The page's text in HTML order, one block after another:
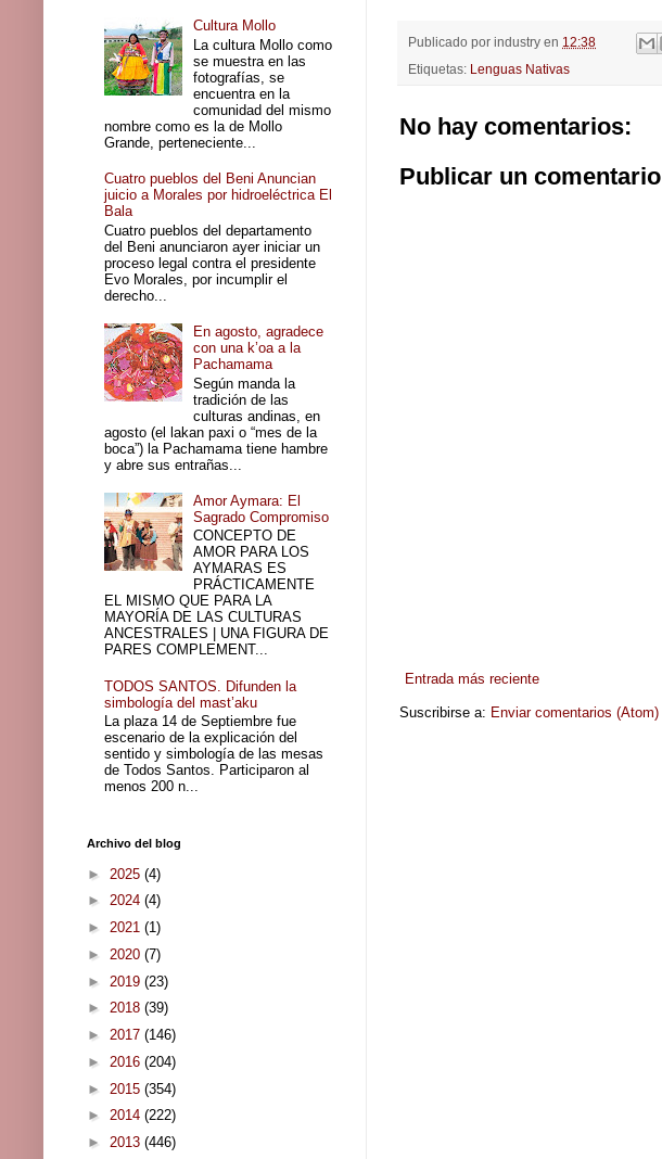
Publicado por industry en 12:38
Etiquetas:
Lenguas Nativas
No hay comentarios:
Publicar un comentario
Entrada más reciente
Suscribirse a: Enviar comentarios (Atom)
Cultura Mollo
La cultura Mollo como
se muestra en las
fotografías, se
encuentra en la
comunidad del mismo
nombre como es la de Mollo
Grande, perteneciente...
Cuatro pueblos del Beni Anuncian
juicio a Morales por hidroeléctrica El
Bala
Cuatro pueblos del departamento
del Beni anunciaron ayer iniciar un
proceso legal contra el presidente
Evo Morales, por incumplir el
derecho...
En agosto, agradece
con una k’oa a la
Pachamama
Según manda la
tradición de las
culturas andinas, en
agosto (el lakan paxi o “mes de la
boca”) la Pachamama tiene hambre
y abre sus entrañas...
Amor Aymara: El
Sagrado Compromiso
CONCEPTO DE
AMOR PARA LOS
AYMARAS ES
PRÁCTICAMENTE
EL MISMO QUE PARA LA
MAYORÍA DE LAS CULTURAS
ANCESTRALES | UNA FIGURA DE
PARES COMPLEMENT...
TODOS SANTOS. Difunden la
simbología del mast’aku
La plaza 14 de Septiembre fue
escenario de la explicación del
sentido y simbología de las mesas
de Todos Santos. Participaron al
menos 200 n...
Archivo del blog
► 2025 (4)
► 2024 (4)
► 2021 (1)
► 2020 (7)
► 2019 (23)
► 2018 (39)
► 2017 (146)
► 2016 (204)
► 2015 (354)
► 2014 (222)
► 2013 (446)